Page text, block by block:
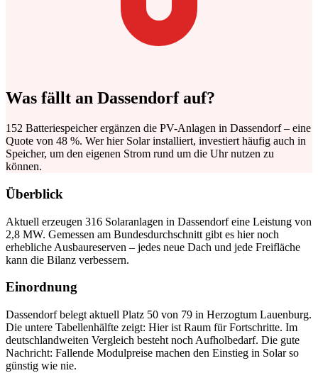
Was fällt an Dassendorf auf?
152 Batteriespeicher ergänzen die PV-Anlagen in Dassendorf – eine
Quote von 48 %. Wer hier Solar installiert, investiert häufig auch in
Speicher, um den eigenen Strom rund um die Uhr nutzen zu
können.
Überblick
Aktuell erzeugen 316 Solaranlagen in Dassendorf eine Leistung von
2,8 MW. Gemessen am Bundesdurchschnitt gibt es hier noch
erhebliche Ausbaureserven – jedes neue Dach und jede Freifläche
kann die Bilanz verbessern.
Einordnung
Dassendorf belegt aktuell Platz 50 von 79 in Herzogtum Lauenburg.
Die untere Tabellenhälfte zeigt: Hier ist Raum für Fortschritte. Im
deutschlandweiten Vergleich besteht noch Aufholbedarf. Die gute
Nachricht: Fallende Modulpreise machen den Einstieg in Solar so
günstig wie nie.